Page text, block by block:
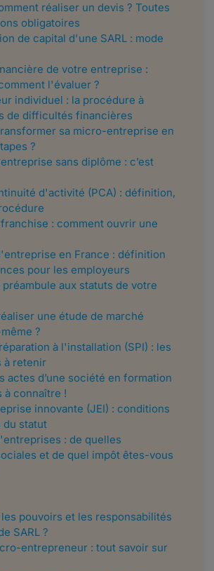
réaliser un devis ? Toutes
obligatoires
de capital d'une SARL : mode
de votre entreprise :
l'évaluer ?
individuel : la procédure à
de difficultés financières
sa micro-entreprise en
?
sans diplôme : c’est
d'activité (PCA) : définition,
: comment ouvrir une
en France : définition
pour les employeurs
préambule aux statuts de votre
une étude de marché
?
à l'installation (SPI) : les
à retenir
actes d’une société en formation
à connaître !
innovante (JEI) : conditions
du statut
: de quelles
et de quel impôt êtes-vous
pouvoirs et les responsabilités
SARL ?
entrepreneur : tout savoir sur